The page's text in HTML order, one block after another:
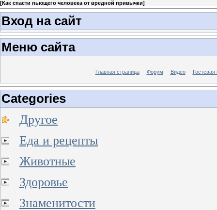
[Как спасти пьющего человека от вредной привычки]
Вход на сайт
Меню сайта
Главная страница Форум Видео Гостевая
Categories
Другое
Еда и рецепты
Животные
Здоровье
Знаменитости